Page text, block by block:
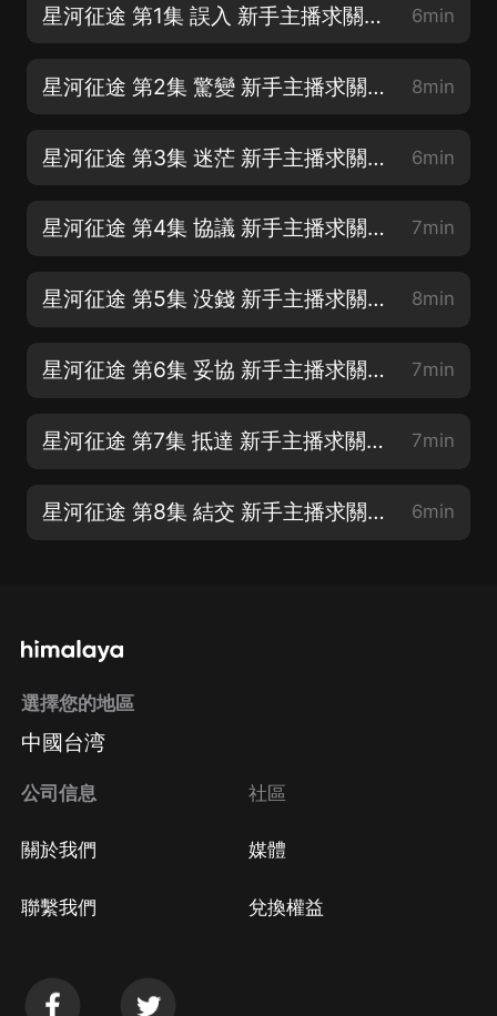
星河征途 第1集 誤入 新手主播求關注 歡迎大家批評和建議 6min
星河征途 第2集 驚變 新手主播求關注 歡迎大家批評和建議 8min
星河征途 第3集 迷茫 新手主播求關注 歡迎大家批評和建議 6min
星河征途 第4集 協議 新手主播求關注 歡迎大家批評和建議 7min
星河征途 第5集 没錢 新手主播求關注 歡迎大家批評和建議 8min
星河征途 第6集 妥協 新手主播求關注 歡迎大家批評和建議 7min
星河征途 第7集 抵達 新手主播求關注 歡迎大家批評和建議 7min
星河征途 第8集 結交 新手主播求關注 歡迎大家批評和建議 6min
選擇您的地區
中國台湾
公司信息
關於我們
聯繫我們
社區
媒體
兌換權益